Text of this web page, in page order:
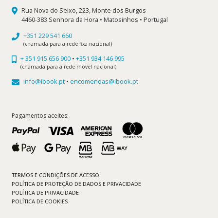
Rua Nova do Seixo, 223, Monte dos Burgos
4460-383 Senhora da Hora • Matosinhos • Portugal
+351 229 541 660
(chamada para a rede fixa nacional)
+ 351 915 656 900 • +351 934 146 995
(chamada para a rede móvel nacional)
info@ibook.pt • encomendas@ibook.pt
Pagamentos aceites:
TERMOS E CONDIÇÕES DE ACESSO
POLÍTICA DE PROTEÇÃO DE DADOS E PRIVACIDADE
POLÍTICA DE PRIVACIDADE
POLÍTICA DE COOKIES